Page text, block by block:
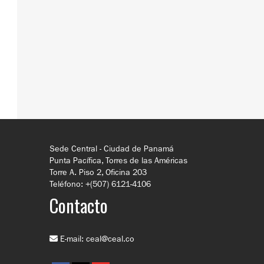
Sede Central - Ciudad de Panamá
Punta Pacífica, Torres de las Américas
Torre A. Piso 2, Oficina 203
Teléfono: +(507) 6121-4106
Contacto
E-mail: ceal@ceal.co